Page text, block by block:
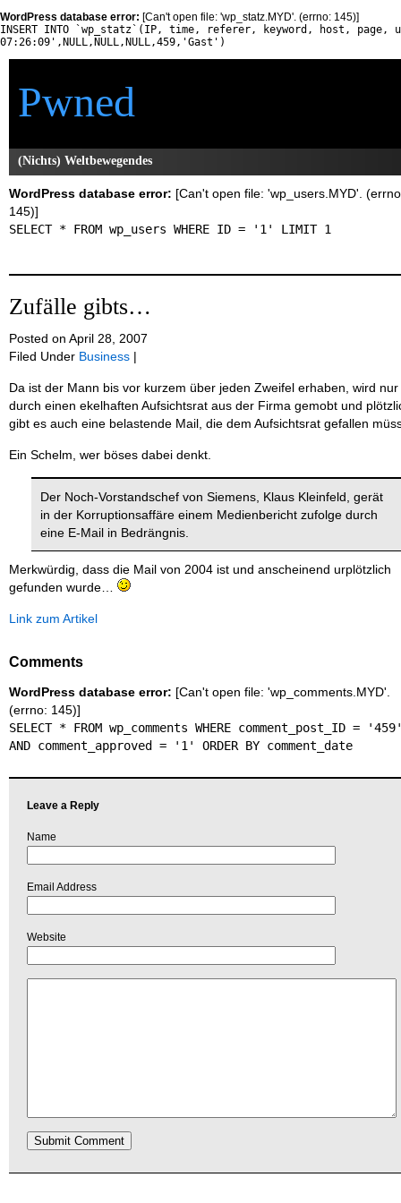
WordPress database error: [Can't open file: 'wp_statz.MYD'. (errno: 145)]
INSERT INTO `wp_statz`(IP, time, referer, keyword, host, page,
07:26:09',NULL,NULL,NULL,459,'Gast')
Pwned
(Nichts) Weltbewegendes
WordPress database error: [Can't open file: 'wp_users.MYD'.
145)]
SELECT * FROM wp_users WHERE ID = '1' LIMIT 1
Zufälle gibts…
Posted on April 28, 2007
Filed Under Business |
Da ist der Mann bis vor kurzem über jeden Zweifel erhaben, wird nur
durch einen ekelhaften Aufsichtsrat aus der Firma gemobt und
gibt es auch eine belastende Mail, die dem Aufsichtsrat gefallen
Ein Schelm, wer böses dabei denkt.
Der Noch-Vorstandschef von Siemens, Klaus Kleinfeld, gerät
in der Korruptionsaffäre einem Medienbericht zufolge durch
eine E-Mail in Bedrängnis.
Merkwürdig, dass die Mail von 2004 ist und anscheinend urplötzlich
gefunden wurde…
Link zum Artikel
Comments
WordPress database error: [Can't open file: 'wp_comments.MYD'.
(errno: 145)]
SELECT * FROM wp_comments WHERE comment_post_ID =
AND comment_approved = '1' ORDER BY comment_date
Leave a Reply
Name
Email Address
Website